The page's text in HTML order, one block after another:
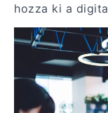
hozza ki a